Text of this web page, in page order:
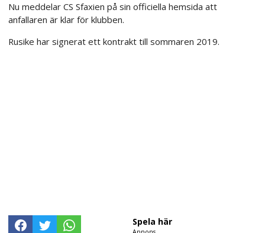
Nu meddelar CS Sfaxien på sin officiella hemsida att
anfallaren är klar för klubben.
Rusike har signerat ett kontrakt till sommaren 2019.
Spela här